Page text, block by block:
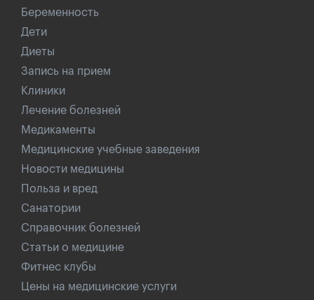
Беременность
Дети
Диеты
Запись на прием
Клиники
Лечение болезней
Медикаменты
Медицинские учебные заведения
Новости медицины
Польза и вред
Санатории
Справочник болезней
Статьи о медицине
Фитнес клубы
Цены на медицинские услуги